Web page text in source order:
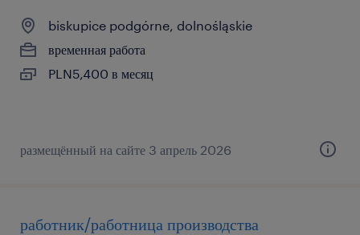
biskupice podgórne, dolnośląskie
временная работа
PLN5,400 в месяц
размещённый на сайте 3 апрель 2026
работник/работница производства